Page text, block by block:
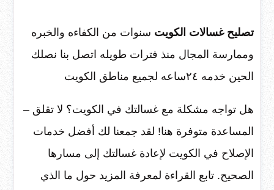
تصليح غسالات الكويت سنوات من الكفاءه والخبره
وممارسة المجال منذ فترات طويله اتصل بنا نصلك
الحين خدمه ٢٤ساعه لجميع مناطق الكويت
هل تواجه مشكلة مع غسالتك في الكويت؟ لا تقلق –
المساعدة متوفرة هنا! لقد جمعنا لك أفضل خدمات
الإصلاح في الكويت لإعادة غسالتك إلى مسارها
الصحيح. تابع القراءة لمعرفة المزيد حول ما الذي